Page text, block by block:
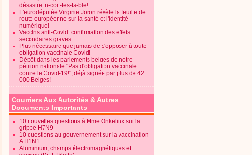
désastre in-con-tes-ta-ble!
L'eurodéputée Virginie Joron révèle la feuille de
route européenne sur la santé et l'identité
numérique!
Vaccins anti-Covid: confirmation des effets
secondaires graves
Plus nécessaire que jamais de s'opposer à toute
obligation vaccinale Covid!
Dépôt dans les parlements belges de notre
pétition nationale "Pas d'obligation vaccinale
contre le Covid-19!", déjà signée par plus de 42
000 Belges!
Courriers Aux Autorités & Autres
Documents Importants
10 nouvelles questions à Mme Onkelinx sur la
grippe H7N9
10 questions au gouvernement sur la vaccination
A H1N1
Aluminium, champs électromagnétiques et